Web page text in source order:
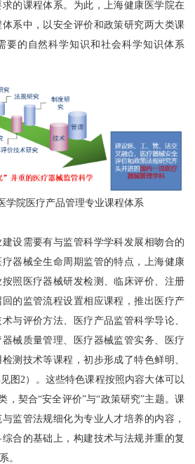
的课程体系。为此，上海健康医学院在
系中，以安全评价和政策研究两大类课
要的自然科学知识和社会科学知识体系
院医疗产品管理专业课程体系
需要有与监管科学学科发展相吻合的
器械全生命周期监管的特点，上海健康
照医疗器械研发检测、临床评价、注册
的监管流程设置相应课程，推出医疗产
与评价方法、医疗产品监管科学导论、
械质量管理、医疗器械监管实务、医疗
测技术等课程，初步形成了特色鲜明、
图2）。这些特色课程按照内容大体可以
，契合“安全评价”与“政策研究”主题。课
监管法规细化为专业人才培养的内容，
合的基础上，构建技术与法规并重的复
。